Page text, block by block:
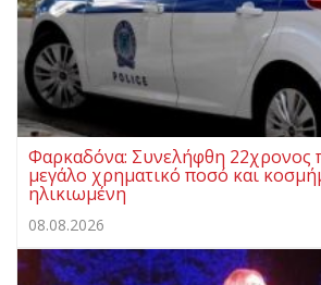
Φαρκαδόνα: Συνελήφθη 22χρονος
μεγάλο χρηματικό ποσό και
ηλικιωμένη
08.08.2026